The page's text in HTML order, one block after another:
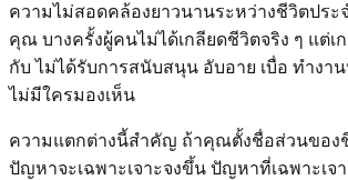
ความไม่สอดคล้องยาวนานระหว่างชีวิตปร
คุณ บางครั้งผู้คนไม่ได้เกลียดชีวิตจริง ๆ แต่เ
กับ ไม่ได้รับการสนับสนุน อับอาย เบื่อ ทำงา
ไม่มีใครมองเห็น
ความแตกต่างนี้สำคัญ ถ้าคุณตั้งชื่อส่วนของ
ปัญหาจะเฉพาะเจาะจงขึ้น ปัญหาที่เฉพาะเจา